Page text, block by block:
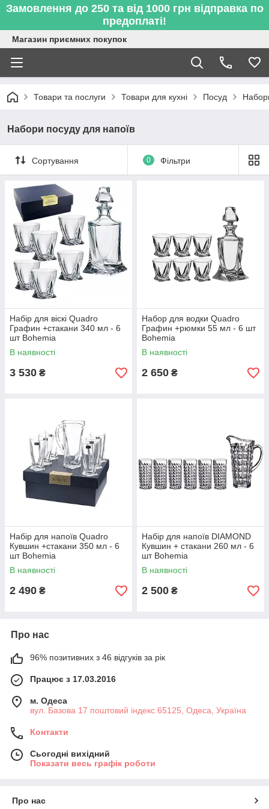
Замовлення до 250 та від 1000 грн відправка по
предоплаті!
Магазин приємних покупок
Товари та послуги Товари для кухні Посуд
Набори посуду для напоїв
Сортування 0 Фільтри
Набір для віскі Quadro
Графин +стакани 340 мл - 6
шт Bohemia
В наявності
3 530 ₴
Набор для водки Quadro
Графин +рюмки 55 мл - 6 шт
Bohemia
В наявності
2 650 ₴
Набір для напоїв Quadro
Кувшин +стакани 350 мл - 6
шт Bohemia
В наявності
2 490 ₴
Набір для напоїв DIAMOND
Кувшин + стакани 260 мл - 6
шт Bohemia
В наявності
2 500 ₴
Про нас
96% позитивних з 46 відгуків за рік
Працює з 17.03.2016
м. Одеса
вул. Базова 17 поштовий індекс 65125, Одеса, Україна
Контакти
Сьогодні вихідний
Показати весь графік роботи
Про нас